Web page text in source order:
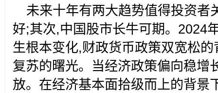
未来十年有两大趋势值得投资者
好;其次,中国股市长牛可期。2024
生根本变化,财政货币政策双宽松
复苏的曙光。当经济政策偏向稳增
放。在经济基本面拾级而上的背景